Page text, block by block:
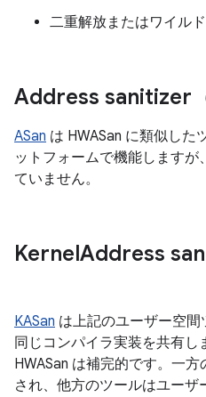
二重解放またはワイル
Address sanitizer
ASan は HWASan に類似した
ットフォームで機能します
ていません。
KernelAddress
KASan は上記のユーザー空間
同じコンパイラ実装を共有し
HWASan は補完的です。一
され、他方のツールはユー